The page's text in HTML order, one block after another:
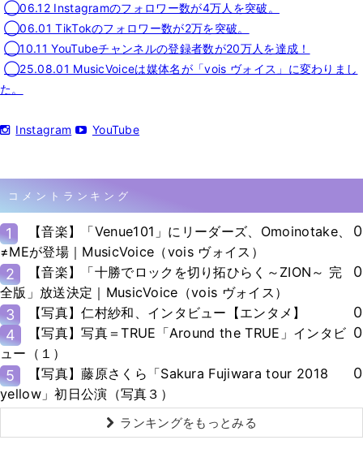
◯06.12 Instagramのフォロワー数が4万人を突破。
◯06.01 TikTokのフォロワー数が2万を突破。
◯10.11 YouTubeチャンネルの登録者数が20万人を達成！
◯25.08.01 MusicVoiceは媒体名が「vois ヴォイス」に変わりまし
た。
Instagram YouTube
コメントランキング
1
【音楽】「Venue101」にリーダーズ、Omoinotake、
≠MEが登場｜MusicVoice（vois ヴォイス）
0
2
【音楽】「十勝でロックを切り拓ひらく～ZION～ 完
全版」放送決定｜MusicVoice（vois ヴォイス）
0
3 【写真】仁村紗和、インタビュー【エンタメ】
0
4
【写真】写真＝TRUE「Around the TRUE」インタビ
ュー（１）
0
5
【写真】藤原さくら「Sakura Fujiwara tour 2018
yellow」初日公演（写真３）
0
ランキングをもっとみる